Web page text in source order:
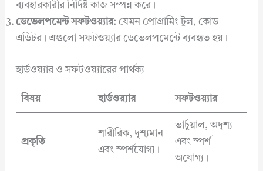
ব্যবহারকারীর নির্দিষ্ট কাজ সম্পন্ন করে।
ডেভেলপমেন্ট সফটওয়্যার: যেমন প্রোগ্রামিং টুল, কোড
এডিটর। এগুলো সফটওয়্যার ডেভেলপমেন্টে ব্যবহৃত হয়।
হার্ডওয়্যার ও সফটওয়্যারের পার্থক্য
বিষয় হার্ডওয়্যার সফটওয়্যার
প্রকৃতি
শারীরিক, দৃশ্যমান
এবং স্পর্শযোগ্য।
ভার্চুয়াল, অদৃশ্য
এবং স্পর্শ
অযোগ্য।